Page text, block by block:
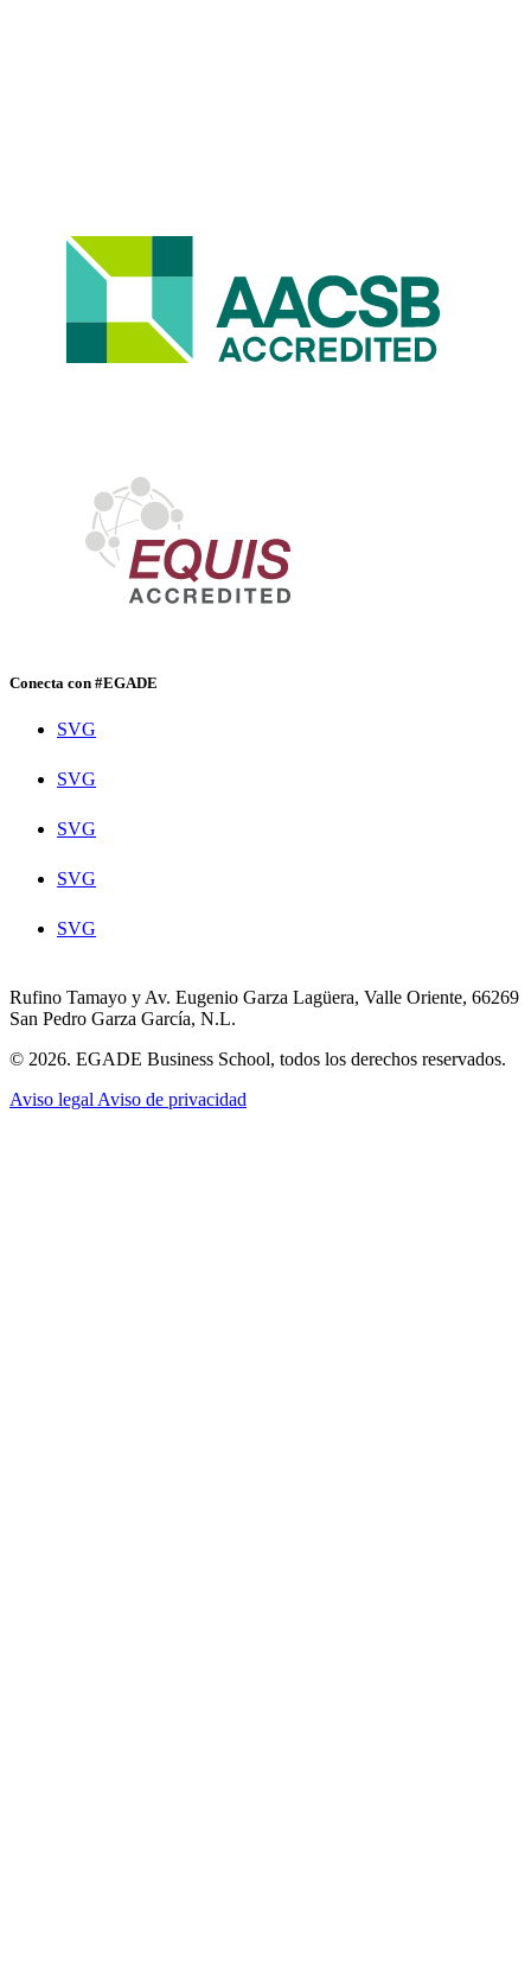
Conecta con #EGADE
SVG
SVG
SVG
SVG
SVG
Rufino Tamayo y Av. Eugenio Garza Lagüera, Valle Oriente, 66269
San Pedro Garza García, N.L.
© 2026. EGADE Business School, todos los derechos reservados.
Aviso legal Aviso de privacidad